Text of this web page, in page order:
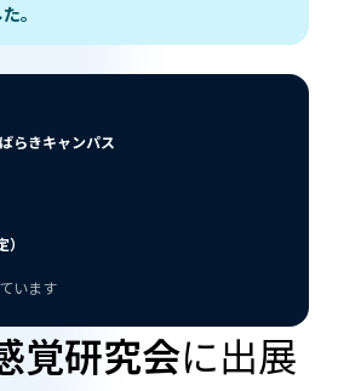
。
らきキャンパス
います
覚研究会に出展